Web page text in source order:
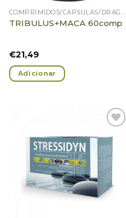
COMPRIMIDOS/CÁPSULAS/DRAGEIAS/PASTILHAS/GOMAS
TRIBULUS+MACA 60comp
€21,49
Adicionar
Adicionar
Favoritos